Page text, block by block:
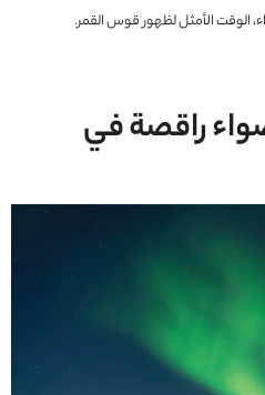
الوقت الأمثل لظهور قوس القمر.
راقصة في